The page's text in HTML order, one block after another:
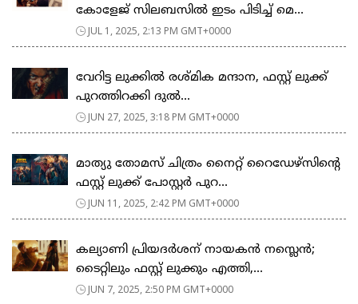
കോളേജ് സിലബസില്‍ ഇടം പിടിച്ച് മെ...
JUL 1, 2025, 2:13 PM GMT+0000
വേറിട്ട ലുക്കില്‍ രശ്‍മിക മന്ദാന, ഫസ്റ്റ് ലുക്ക്
പുറത്തിറക്കി ദുല്‍...
JUN 27, 2025, 3:18 PM GMT+0000
മാത്യു തോമസ് ചിത്രം നൈറ്റ് റൈഡേഴ്സിന്റെ
ഫസ്റ്റ് ലുക്ക് പോസ്റ്റർ പുറ...
JUN 11, 2025, 2:42 PM GMT+0000
കല്യാണി പ്രിയദര്‍ശന് നായകൻ നസ്ലെൻ;
ടൈറ്റിലും ഫസ്റ്റ് ലുക്കും എത്തി,...
JUN 7, 2025, 2:50 PM GMT+0000